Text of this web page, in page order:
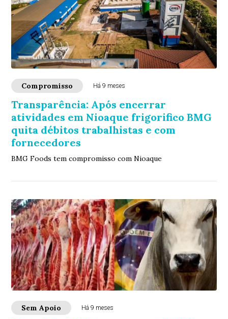
Compromisso Há 9 meses
Transparência: Após encerrar
atividades em Nioaque frigorifico BMG
quita débitos trabalhistas e com
fornecedores
BMG Foods tem compromisso com Nioaque
Sem Apoio Há 9 meses